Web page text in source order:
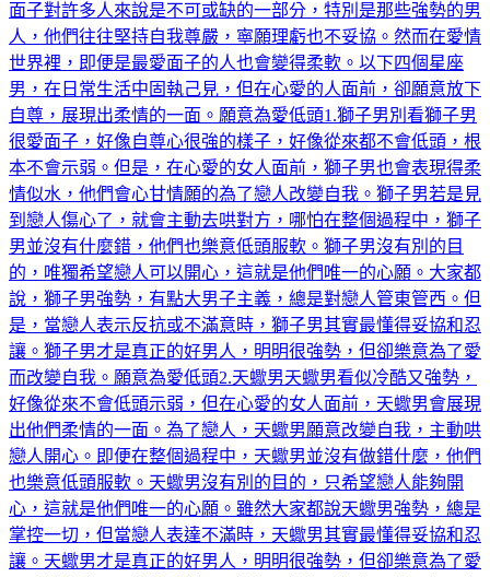
人，他們往往堅持自我尊嚴，寧願理虧也不妥協。然而在愛情
世界裡，即便是最愛面子的人也會變得柔軟。以下四個星座
男，在日常生活中固執己見，但在心愛的人面前，卻願意放下
自尊，展現出柔情的一面。願意為愛低頭1.獅子男別看獅子男
很愛面子，好像自尊心很強的樣子，好像從來都不會低頭，根
本不會示弱。但是，在心愛的女人面前，獅子男也會表現得柔
情似水，他們會心甘情願的為了戀人改變自我。獅子男若是見
到戀人傷心了，就會主動去哄對方，哪怕在整個過程中，獅子
男並沒有什麼錯，他們也樂意低頭服軟。獅子男沒有別的目
的，唯獨希望戀人可以開心，這就是他們唯一的心願。大家都
說，獅子男強勢，有點大男子主義，總是對戀人管東管西。但
是，當戀人表示反抗或不滿意時，獅子男其實最懂得妥協和忍
讓。獅子男才是真正的好男人，明明很強勢，但卻樂意為了愛
而改變自我。願意為愛低頭2.天蠍男天蠍男看似冷酷又強勢，
好像從來不會低頭示弱，但在心愛的女人面前，天蠍男會展現
出他們柔情的一面。為了戀人，天蠍男願意改變自我，主動哄
戀人開心。即便在整個過程中，天蠍男並沒有做錯什麼，他們
也樂意低頭服軟。天蠍男沒有別的目的，只希望戀人能夠開
心，這就是他們唯一的心願。雖然大家都說天蠍男強勢，總是
掌控一切，但當戀人表達不滿時，天蠍男其實最懂得妥協和忍
讓。天蠍男才是真正的好男人，明明很強勢，但卻樂意為了愛
而改變自我。願意為愛低頭3.魔羯男魔羯男給人一種嚴肅又強